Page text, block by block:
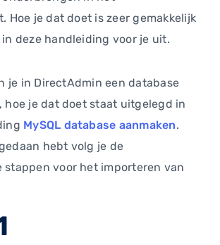
Hoe je dat doet is zeer gemakkelijk
deze handleiding voor je uit.
je in DirectAdmin een database
hoe je dat doet staat uitgelegd in
MySQL database aanmaken.
hebt volg je de
stappen voor het importeren van